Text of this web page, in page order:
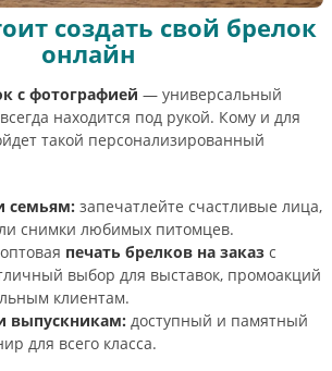
создать свой брелок
онлайн
с фотографией — универсальный
находится под рукой. Кому и для
такой персонализированный
семьям: запечатлейте счастливые лица,
снимки любимых питомцев.
оптовая печать брелков на заказ с
выбор для выставок, промоакций
клиентам.
выпускникам: доступный и памятный
для всего класса.